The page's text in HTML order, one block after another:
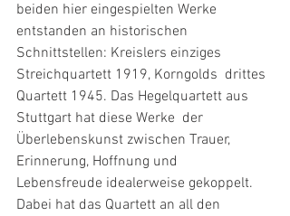
beiden hier eingespielten Werke
entstanden an historischen
Schnittstellen: Kreislers einziges
Streichquartett 1919, Korngolds  drittes
Quartett 1945. Das Hegelquartett aus
Stuttgart hat diese Werke  der
Überlebenskunst zwischen Trauer,
Erinnerung, Hoffnung und
Lebensfreude idealerweise gekoppelt.
Dabei hat das Quartett an all den